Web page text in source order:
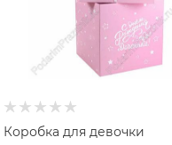
Коробка для девочки